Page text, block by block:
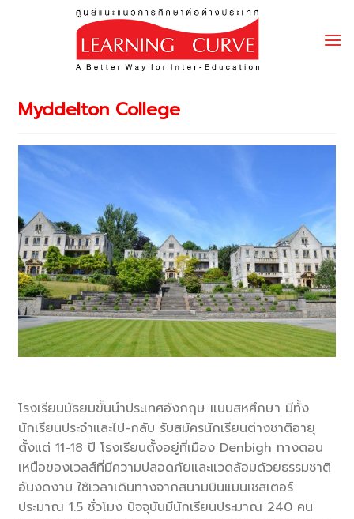
Myddelton College
โรงเรียนมัธยมขั้นนำประเทศอังกฤษ แบบสหศึกษา มีทั้ง
นักเรียนประจำและไป-กลับ รับสมัครนักเรียนต่างชาติอายุ
ตั้งแต่ 11-18 ปี โรงเรียนตั้งอยู่ที่เมือง Denbigh ทางตอน
เหนือของเวลส์ที่มีความปลอดภัยและแวดล้อมด้วยธรรมชาติ
อันงดงาม ใช้เวลาเดินทางจากสนามบินแมนเชสเตอร์
ประมาณ 1.5 ชั่วโมง ปัจจุบันมีนักเรียนประมาณ 240 คน